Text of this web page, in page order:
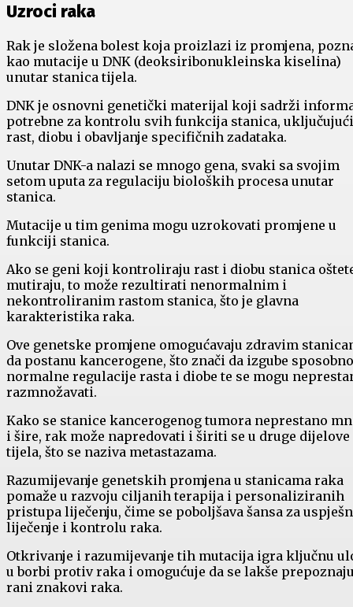
Uzroci raka
Rak je složena bolest koja proizlazi iz promjena,
kao mutacije u DNK (deoksiribonukleinska kiselina)
unutar stanica tijela.
DNK je osnovni genetički materijal koji sadrži
potrebne za kontrolu svih funkcija stanica, uključujući
rast, diobu i obavljanje specifičnih zadataka.
Unutar DNK-a nalazi se mnogo gena, svaki sa svojim
setom uputa za regulaciju bioloških procesa unutar
stanica.
Mutacije u tim genima mogu uzrokovati promjene u
funkciji stanica.
Ako se geni koji kontroliraju rast i diobu stanica
mutiraju, to može rezultirati nenormalnim i
nekontroliranim rastom stanica, što je glavna
karakteristika raka.
Ove genetske promjene omogućavaju zdravim
da postanu kancerogene, što znači da izgube
normalne regulacije rasta i diobe te se mogu
razmnožavati.
Kako se stanice kancerogenog tumora neprestano
i šire, rak može napredovati i širiti se u druge dijelove
tijela, što se naziva metastazama.
Razumijevanje genetskih promjena u stanicama raka
pomaže u razvoju ciljanih terapija i personaliziranih
pristupa liječenju, čime se poboljšava šansa za
liječenje i kontrolu raka.
Otkrivanje i razumijevanje tih mutacija igra ključnu
u borbi protiv raka i omogućuje da se lakše
rani znakovi raka.